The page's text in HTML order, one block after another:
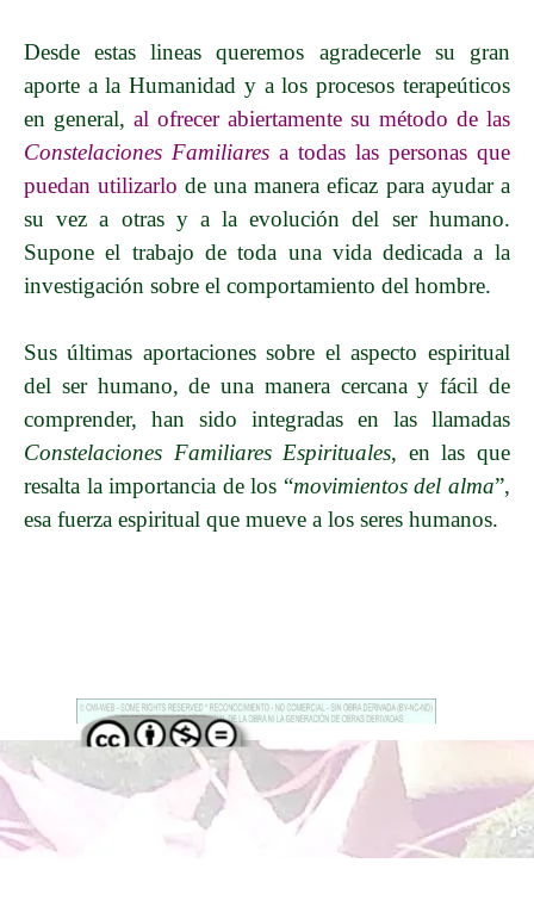
Desde estas lineas queremos agradecerle su gran
aporte a la Humanidad y a los procesos terapeúticos
en general, al ofrecer abiertamente su método de las
Constelaciones Familiaresa todas las personas que
puedan utilizarlo de una manera eficaz para ayudar a
su vez a otras y a la evolución del ser humano.
Supone el trabajo de toda una vida dedicada a la
investigación sobre el comportamiento del hombre.
Sus últimas aportaciones sobre el aspecto espiritual
del ser humano, de una manera cercana y fácil de
comprender, han sido integradas en las llamadas
Constelaciones Familiares Espirituales, en las que
resalta la importancia de los “movimientos del alma”,
esa fuerza espiritual que mueve a los seres humanos.
Regreso al contenido